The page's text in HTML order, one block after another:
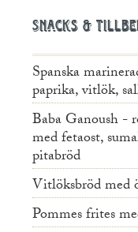
Snacks &
Spanska
paprika, vitlök,
Baba Ganoush -
med fetaost,
pitabröd
Vitlöksbröd med
Pommes frites